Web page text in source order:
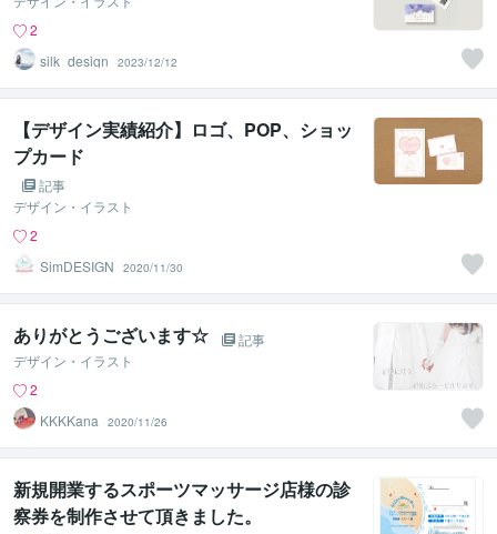
2
silk_design
2023/12/12
【デザイン実績紹介】ロゴ、POP、ショッ
プカード
記事
デザイン・イラスト
2
SimDESIGN
2020/11/30
ありがとうございます☆
記事
デザイン・イラスト
2
KKKKana
2020/11/26
新規開業するスポーツマッサージ店様の診
察券を制作させて頂きました。